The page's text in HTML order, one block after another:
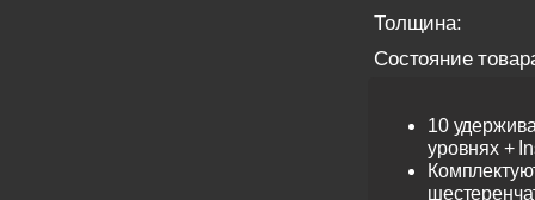
Толщина:
Состояние
10
уровнях +